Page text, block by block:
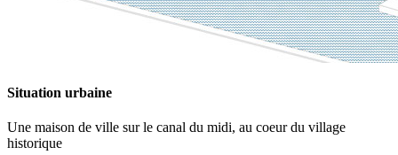
Situation urbaine
Une maison de ville sur le canal du midi, au coeur du village
historique